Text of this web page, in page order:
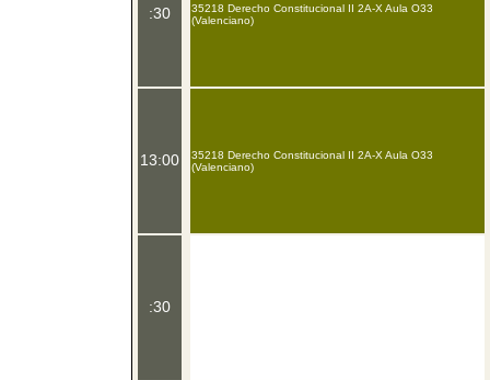
:30
13:00
:30
35218 Derecho Constitucional II 2A-X Aula O33
(Valenciano)
35218 Derecho Constitucional II 2A-X Aula O33
(Valenciano)